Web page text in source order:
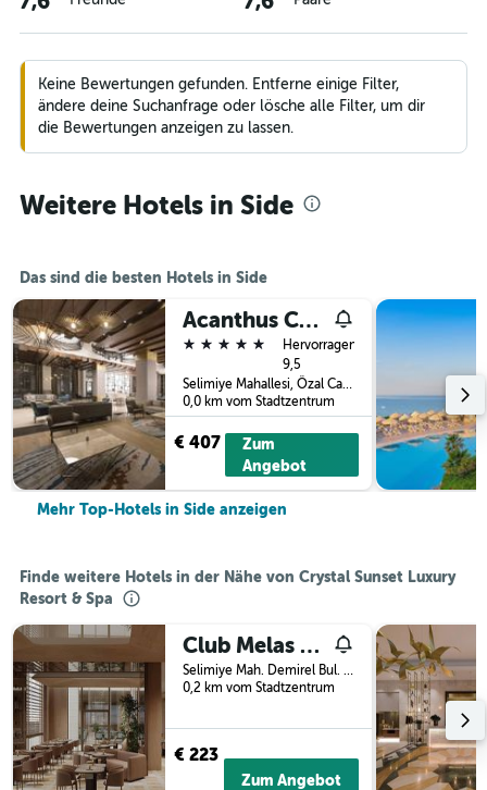
Keine Bewertungen gefunden. Entferne einige Filter,
ändere deine Suchanfrage oder lösche alle Filter, um dir
die Bewertungen anzeigen zu lassen.
Weitere Hotels in Side
Das sind die besten Hotels in Side
Acanthus Cennet Barut Collection
5 Sterne
Hervorragend
9,5
Selimiye Mahallesi, Özal Caddesi, No:35, Side, Türkei
0,0 km vom Stadtzentrum
€ 407
Zum
Angebot
Mehr Top-Hotels in Side anzeigen
Finde weitere Hotels in der Nähe von Crystal Sunset Luxury
Resort & Spa
Club Melas Privé
Selimiye Mah. Demirel Bul. Pk 20, 5, Side, Türkei
0,2 km vom Stadtzentrum
€ 223
Zum Angebot